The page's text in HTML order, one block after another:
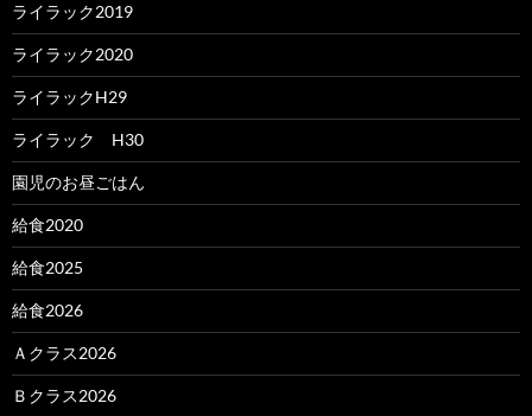
ライラック2019
ライラック2020
ライラックH29
ライラック H30
園児のお昼ごはん
給食2020
給食2025
給食2026
Ａクラス2026
Ｂクラス2026